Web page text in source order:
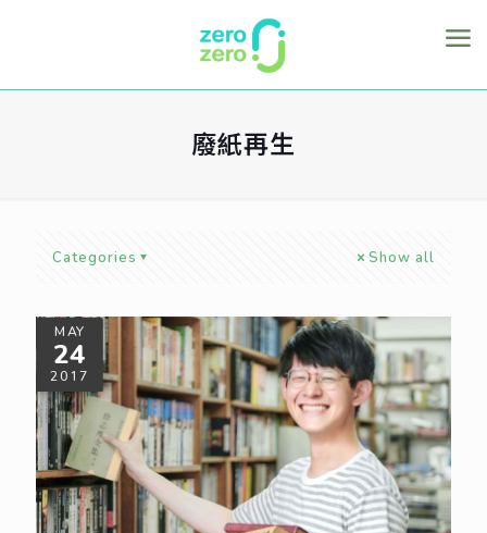
廢紙再生
Categories Show all
MAY
24
2017